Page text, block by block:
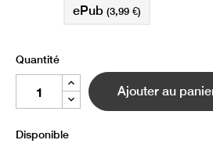
ePub (3,99 €)
Quantité
Ajouter au
Disponible